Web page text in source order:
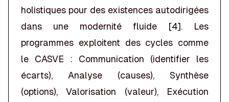
holistiques pour des existences autodirigées
dans une modernité fluide [4]. Les
programmes exploitent des cycles comme
le CASVE : Communication (identifier les
écarts), Analyse (causes), Synthèse
(options), Valorisation (valeur), Exécution